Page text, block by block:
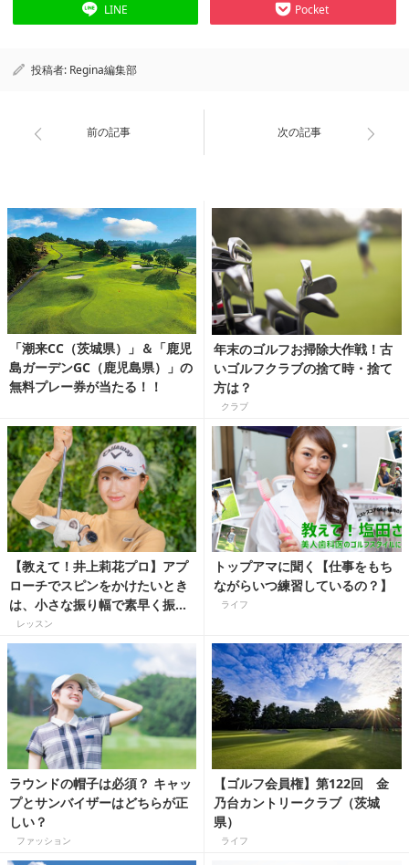
LINE Pocket
投稿者: Regina編集部
前の記事 次の記事
「潮来CC（茨城県）」＆「鹿児
島ガーデンGC（鹿児島県）」の
無料プレー券が当たる！！
年末のゴルフお掃除大作戦！古
いゴルフクラブの捨て時・捨て
方は？
クラブ
【教えて！井上莉花プロ】アプ
ローチでスピンをかけたいとき
は、小さな振り幅で素早く振
る！
レッスン
トップアマに聞く【仕事をもち
ながらいつ練習しているの？】
ライフ
ラウンドの帽子は必須？ キャッ
プとサンバイザーはどちらが正
しい？
ファッション
【ゴルフ会員権】第122回 金
乃台カントリークラブ（茨城
県）
ライフ